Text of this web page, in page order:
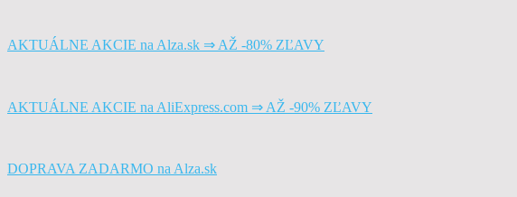
AKTUÁLNE AKCIE na Alza.sk ⇒ AŽ -80% ZĽAVY
AKTUÁLNE AKCIE na AliExpress.com ⇒ AŽ -90% ZĽAVY
DOPRAVA ZADARMO na Alza.sk